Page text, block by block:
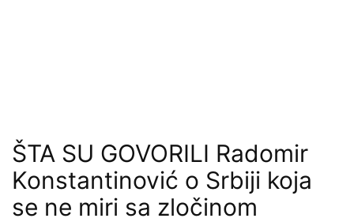
ŠTA SU GOVORILI Radomir
Konstantinović o Srbiji koja
se ne miri sa zločinom